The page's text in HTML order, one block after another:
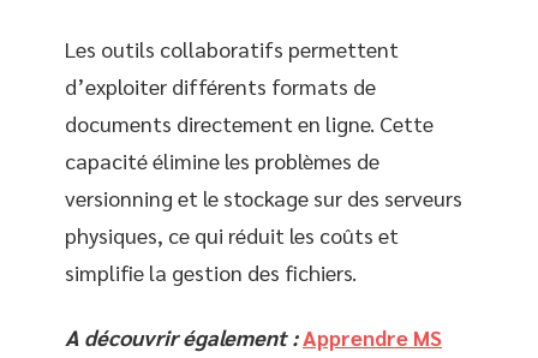
Les outils collaboratifs permettent
d’exploiter différents formats de
documents directement en ligne. Cette
capacité élimine les problèmes de
versionning et le stockage sur des serveurs
physiques, ce qui réduit les coûts et
simplifie la gestion des fichiers.
A découvrir également : Apprendre MS